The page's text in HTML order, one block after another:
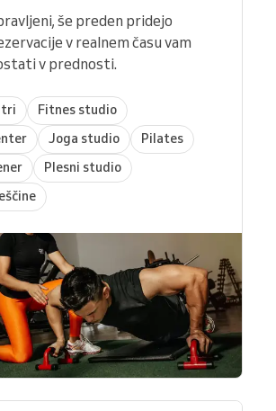
še preden pridejo
v realnem času vam
v prednosti.
Fitnes studio
Joga studio
Pilates
Plesni studio